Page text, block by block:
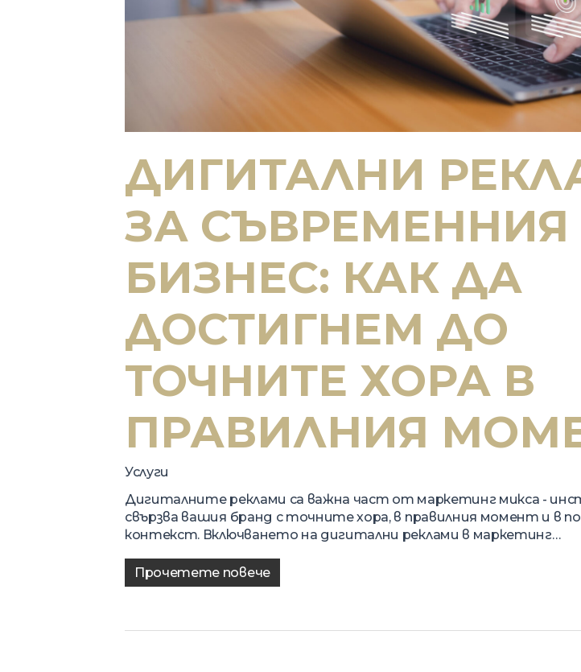
ДИГИТАЛНИ
ЗА СЪВРЕМЕННИЯ
БИЗНЕС: КАК ДА
ДОСТИГНЕМ ДО
ТОЧНИТЕ ХОРА В
ПРАВИЛНИЯ
Услуги
Дигиталните реклами са важна част от маркетинг микса -
свързва вашия бранд с точните хора, в правилния момент и в
контекст. Включването на дигитални реклами в маркетинг…
Прочетете повече